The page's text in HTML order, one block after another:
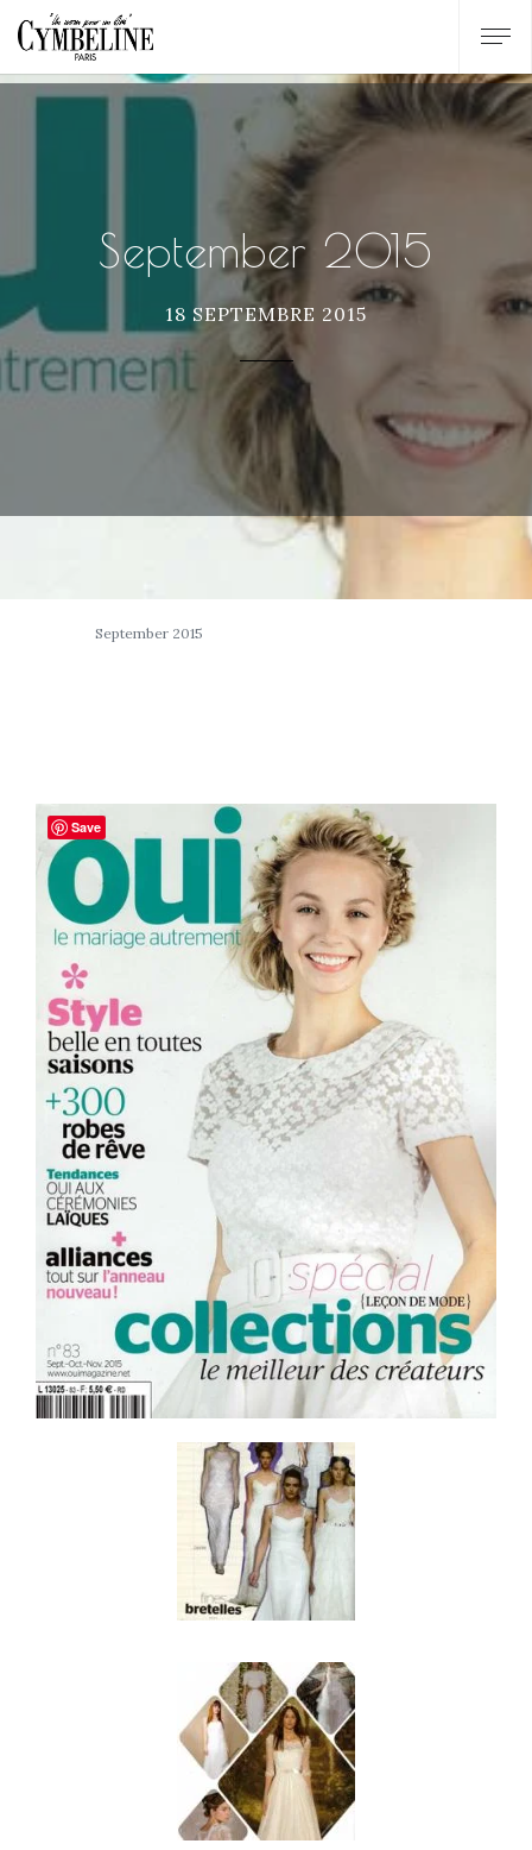
September 2015
18 SEPTEMBRE 2015
September 2015
Save